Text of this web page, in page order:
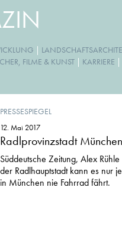
|
FILME & KUNST| KARRIERE |
PRESSESPIEGEL
12. Mai 2017
Radlprovinzstadt München
Süddeutsche Zeitung, Alex
der Radlhauptstadt kann es nur
in München nie Fahrrad fährt.